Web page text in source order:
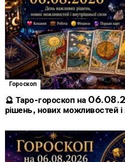
Гороскоп
🔮 Таро-гороскоп на
рішень, нових можливостей і